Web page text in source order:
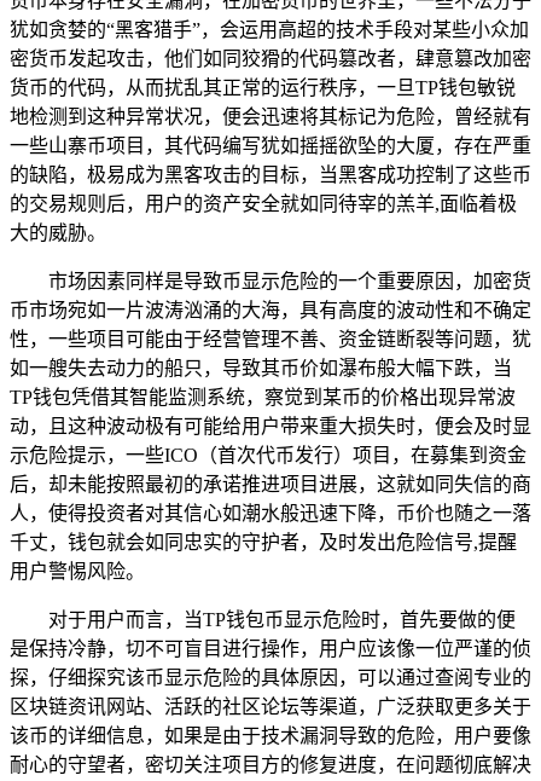
犹如贪婪的“黑客猎手”，会运用高超的技术手段对某些小众加
密货币发起攻击，他们如同狡猾的代码篡改者，肆意篡改加密
货币的代码，从而扰乱其正常的运行秩序，一旦TP钱包敏锐
地检测到这种异常状况，便会迅速将其标记为危险，曾经就有
一些山寨币项目，其代码编写犹如摇摇欲坠的大厦，存在严重
的缺陷，极易成为黑客攻击的目标，当黑客成功控制了这些币
的交易规则后，用户的资产安全就如同待宰的羔羊,面临着极
大的威胁。
市场因素同样是导致币显示危险的一个重要原因，加密货
币市场宛如一片波涛汹涌的大海，具有高度的波动性和不确定
性，一些项目可能由于经营管理不善、资金链断裂等问题，犹
如一艘失去动力的船只，导致其币价如瀑布般大幅下跌，当
TP钱包凭借其智能监测系统，察觉到某币的价格出现异常波
动，且这种波动极有可能给用户带来重大损失时，便会及时显
示危险提示，一些ICO（首次代币发行）项目，在募集到资金
后，却未能按照最初的承诺推进项目进展，这就如同失信的商
人，使得投资者对其信心如潮水般迅速下降，币价也随之一落
千丈，钱包就会如同忠实的守护者，及时发出危险信号,提醒
用户警惕风险。
对于用户而言，当TP钱包币显示危险时，首先要做的便
是保持冷静，切不可盲目进行操作，用户应该像一位严谨的侦
探，仔细探究该币显示危险的具体原因，可以通过查阅专业的
区块链资讯网站、活跃的社区论坛等渠道，广泛获取更多关于
该币的详细信息，如果是由于技术漏洞导致的危险，用户要像
耐心的守望者，密切关注项目方的修复进度，在问题彻底解决